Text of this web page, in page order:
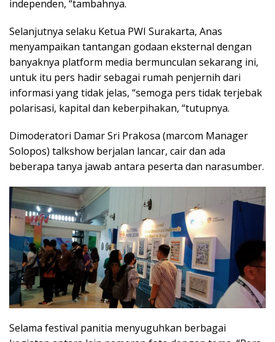
independen, “tambahnya.
Selanjutnya selaku Ketua PWI Surakarta, Anas
menyampaikan tantangan godaan eksternal dengan
banyaknya platform media bermunculan sekarang ini,
untuk itu pers hadir sebagai rumah penjernih dari
informasi yang tidak jelas, “semoga pers tidak terjebak
polarisasi, kapital dan keberpihakan, “tutupnya.
Dimoderatori Damar Sri Prakosa (marcom Manager
Solopos) talkshow berjalan lancar, cair dan ada
beberapa tanya jawab antara peserta dan narasumber.
Selama festival panitia menyuguhkan berbagai